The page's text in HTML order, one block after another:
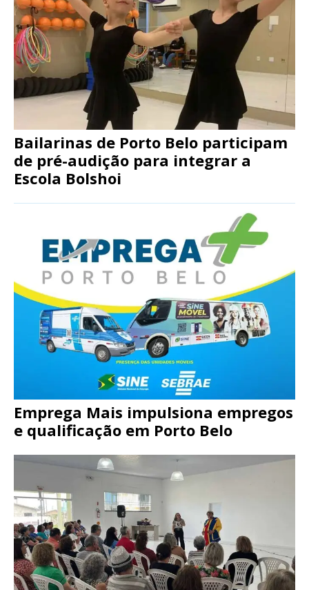
Bailarinas de Porto Belo participam
de pré-audição para integrar a
Escola Bolshoi
Emprega Mais impulsiona empregos
e qualificação em Porto Belo